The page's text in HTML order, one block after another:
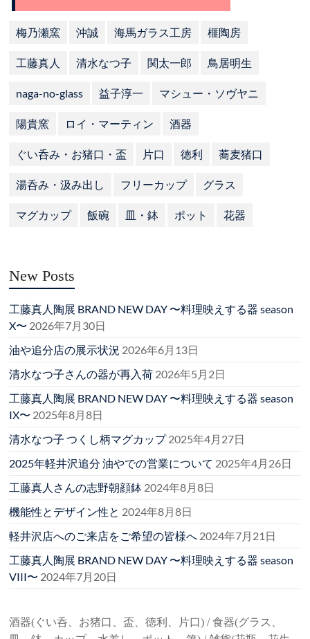
梅乃瀬窯 沖誠 海馬ガラス工房 榧陶房
工藤真人 清水なつ子 関太一郎 鳥居明生
naga-no-glass 益子淳一 マシュー・ソヴヤニ
陽貴窯 ロイ・マーティン 酒器
ぐい呑み・お猪口・盃 片口 徳利 蕎麦猪口
湯呑み・汲み出し フリーカップ グラス
マグカップ 飯碗 皿・鉢 ポット 花器
New Posts
工藤真人陶展 BRAND NEW DAY 〜料理映えする器 season
X〜 2026年7月30日
油や追分店の展示状況 2026年6月13日
清水なつ子さんの器が再入荷 2026年5月2日
工藤真人陶展 BRAND NEW DAY 〜料理映えする器 season
IX〜 2025年8月8日
清水なつ子 つくし柄マグカップ2025年4月27日
2025年軽井沢追分 油やでの営業について 2025年4月26日
工藤真人さんの志野朝顔鉢 2024年8月8日
機能性とデザイン性と 2024年8月8日
軽井沢店へのご来店をご希望の皆様へ 2024年7月21日
工藤真人陶展 BRAND NEW DAY 〜料理映えする器 season
VIII〜 2024年7月20日
酒器(ぐい呑、お猪口、盃、徳利、片口) / 食器(グラス、